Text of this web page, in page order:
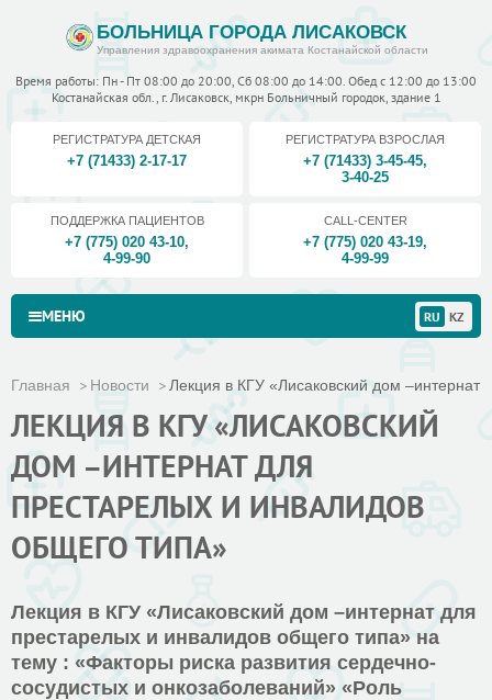
БОЛЬНИЦА ГОРОДА ЛИСАКОВСК
Управления здравоохранения акимата Костанайской области
Время работы: Пн - Пт 08:00 до 20:00, Сб 08:00 до 14:00. Обед с 12:00 до 13:00
Костанайская обл., г. Лисаковск, мкрн Больничный городок, здание 1
РЕГИСТРАТУРА ДЕТСКАЯ
+7 (71433) 2-17-17
РЕГИСТРАТУРА ВЗРОСЛАЯ
+7 (71433) 3-45-45,
3-40-25
ПОДДЕРЖКА ПАЦИЕНТОВ
+7 (775) 020 43-10,
4-99-90
CALL-CENTER
+7 (775) 020 43-19,
4-99-99
МЕНЮ RU KZ
Главная Новости Лекция в КГУ «Лисаковский дом –интернат
ЛЕКЦИЯ В КГУ «ЛИСАКОВСКИЙ
ДОМ –ИНТЕРНАТ ДЛЯ
ПРЕСТАРЕЛЫХ И ИНВАЛИДОВ
ОБЩЕГО ТИПА»
Лекция в КГУ «Лисаковский дом –интернат для
престарелых и инвалидов общего типа» на
тему : «Факторы риска развития сердечно-
сосудистых и онкозаболеваний» «Роль